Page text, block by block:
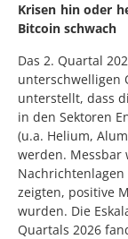
Krisen hin oder
Bitcoin schwach
Das 2. Quartal
unterschwelligen
unterstellt, dass
in den Sektoren
(u.a. Helium,
werden. Messbar
zeigten, positive
wurden. Die
Quartals 2026